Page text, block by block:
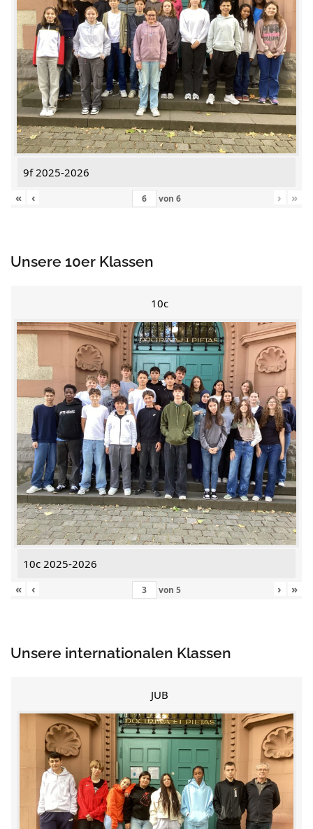
9f 2025-2026
«
‹ von 6 › »
Unsere 10er Klassen
10c
10c 2025-2026
«
‹ von 5 › »
Unsere internationalen Klassen
JUB